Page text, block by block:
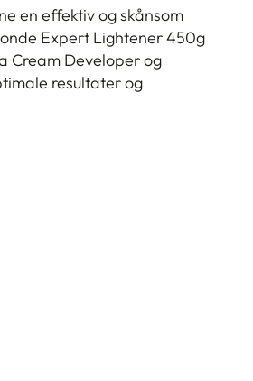
en effektiv og skånsom
Expert Lightener 450g
Cream Developer og
resultater og